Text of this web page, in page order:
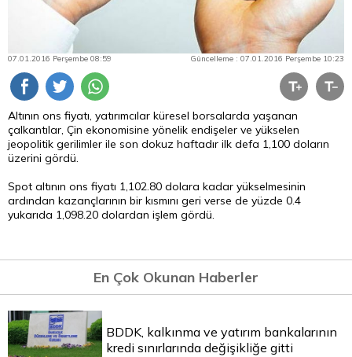
07.01.2016 Perşembe 08:59 Güncelleme : 07.01.2016 Perşembe 10:23
Altının ons fiyatı, yatırımcılar küresel borsalarda yaşanan
çalkantılar, Çin ekonomisine yönelik endişeler ve yükselen
jeopolitik gerilimler ile son dokuz haftadır ilk defa 1,100 doların
üzerini gördü.
Spot altının ons fiyatı 1,102.80 dolara kadar yükselmesinin
ardından kazançlarının bir kısmını geri verse de yüzde 0.4
yukarıda 1,098.20 dolardan işlem gördü.
En Çok Okunan Haberler
BDDK, kalkınma ve yatırım bankalarının
kredi sınırlarında değişikliğe gitti